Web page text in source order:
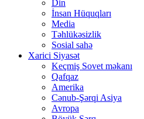
Din
İnsan Hüquqları
Media
Təhlükəsizlik
Sosial sahə
Xarici Siyasət
Keçmiş Sovet məkanı
Qafqaz
Amerika
Cənub-Şərqi Asiya
Avropa